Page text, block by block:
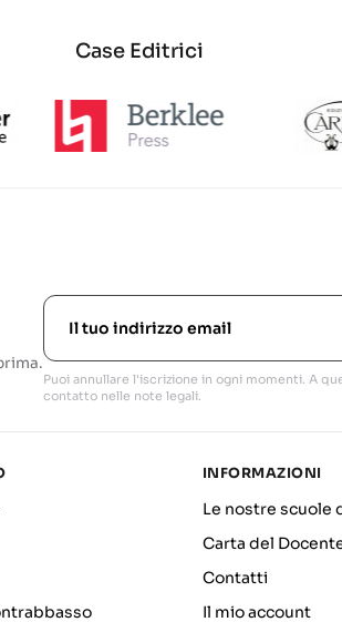
Case Editrici
Puoi annullare l'iscrizione in ogni momenti. A
contatto nelle note legali.
INFORMAZIONI
Le nostre scuole
Carta del
Contatti
Il mio account